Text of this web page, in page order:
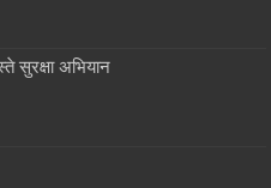
सुरक्षा अभियान